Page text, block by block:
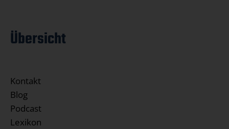
Übersicht
Kontakt
Blog
Podcast
Lexikon